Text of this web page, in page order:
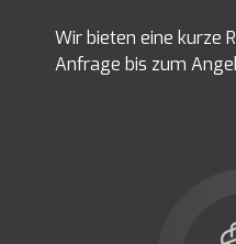
Wir bieten eine kurze
Anfrage bis zum